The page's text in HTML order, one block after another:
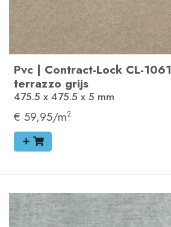
Pvc | Contract-Lock CL-1061
terrazzo grijs
475.5 x 475.5 x 5 mm
€ 59,95/m2